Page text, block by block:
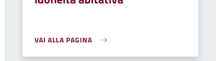
VAI ALLA PAGINA